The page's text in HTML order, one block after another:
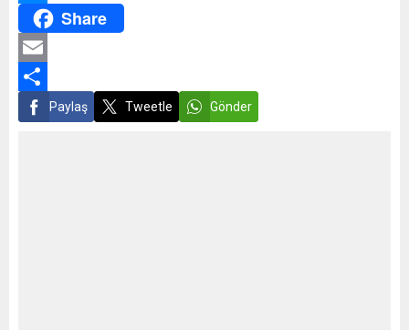
Messenger
Share
Email
SharePaylaş Tweetle Gönder